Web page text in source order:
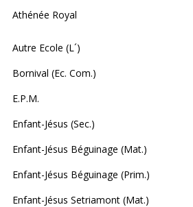
Athénée Royal
Autre Ecole (L´)
Bornival (Ec. Com.)
E.P.M.
Enfant-Jésus (Sec.)
Enfant-Jésus Béguinage (Mat.)
Enfant-Jésus Béguinage (Prim.)
Enfant-Jésus Setriamont (Mat.)